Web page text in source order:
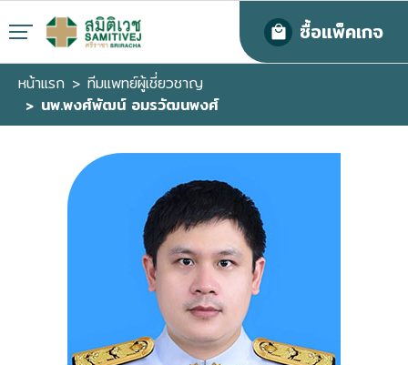
ซื้อแพ็คเกจ
หน้าแรก
ทีมแพทย์ผู้เชี่ยวชาญ
นพ.พงศ์พัฒน์ อมรวัฒนพงศ์